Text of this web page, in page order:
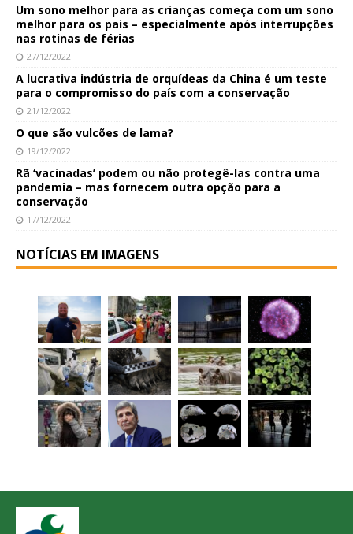
Um sono melhor para as crianças começa com um sono
melhor para os pais – especialmente após interrupções
nas rotinas de férias
27/12/2022
A lucrativa indústria de orquídeas da China é um teste
para o compromisso do país com a conservação
21/12/2022
O que são vulcões de lama?
19/12/2022
Rã ‘vacinadas’ podem ou não protegê-las contra uma
pandemia – mas fornecem outra opção para a
conservação
17/12/2022
NOTÍCIAS EM IMAGENS